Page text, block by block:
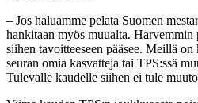
– Jos haluamme pelata Suomen
hankitaan myös muualta. Harvemmin
siihen tavoitteeseen pääsee. Meillä on
seuran omia kasvatteja tai TPS:ssä
Tulevalle kaudelle siihen ei tule